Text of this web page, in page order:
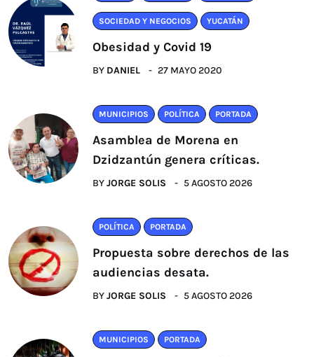
SOCIEDAD Y NEGOCIOS YUCATÁN
Obesidad y Covid 19
BY DANIEL 27 MAYO 2020
MUNICIPIOS POLÍTICA PORTADA
Asamblea de Morena en
Dzidzantún genera críticas.
BYJORGE SOLIS 5 AGOSTO 2026
POLÍTICA PORTADA
Propuesta sobre derechos de las
audiencias desata.
BYJORGE SOLIS 5 AGOSTO 2026
MUNICIPIOS PORTADA